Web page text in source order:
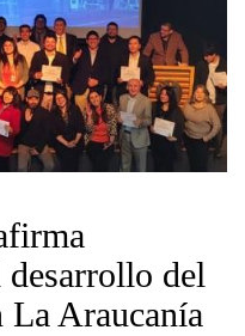
del
La Araucanía